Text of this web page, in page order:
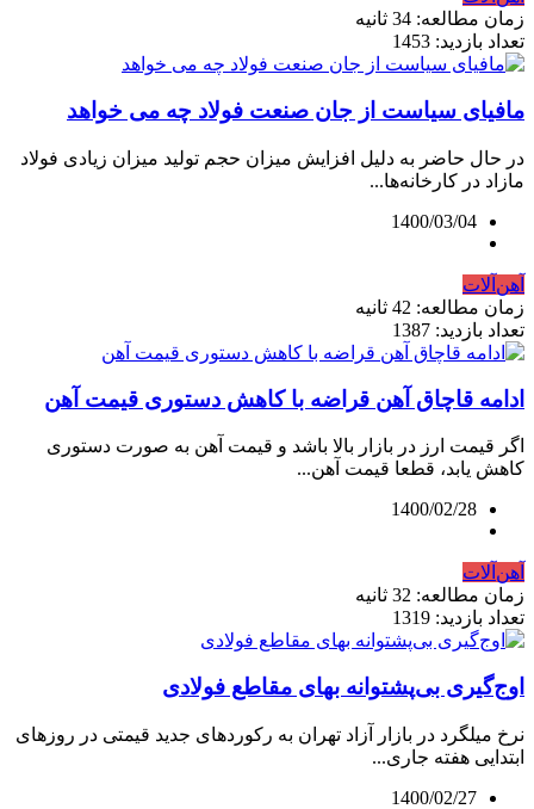
زمان مطالعه: 34 ثانیه
تعداد بازدید: 1453
مافیای سیاست از جان صنعت فولاد چه می‌ خواهد
در حال حاضر به دلیل افزایش میزان حجم تولید میزان زیادی فولاد
مازاد در کارخانه‌ها...
1400/03/04
آهن‌آلات
زمان مطالعه: 42 ثانیه
تعداد بازدید: 1387
ادامه قاچاق آهن قراضه با کاهش دستوری قیمت آهن
اگر قیمت ارز در بازار بالا باشد و قیمت آهن به صورت دستوری
کاهش یابد، قطعا قیمت آهن...
1400/02/28
آهن‌آلات
زمان مطالعه: 32 ثانیه
تعداد بازدید: 1319
اوج‌گیری بی‌پشتوانه بهای مقاطع فولادی
نرخ میلگرد در بازار آزاد تهران به رکوردهای جدید قیمتی در روزهای
ابتدایی هفته جاری...
1400/02/27